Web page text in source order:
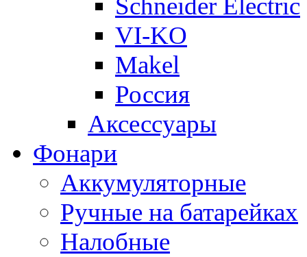
Schneider Electric
VI-KO
Makel
Россия
Аксессуары
Фонари
Аккумуляторные
Ручные на батарейках
Налобные